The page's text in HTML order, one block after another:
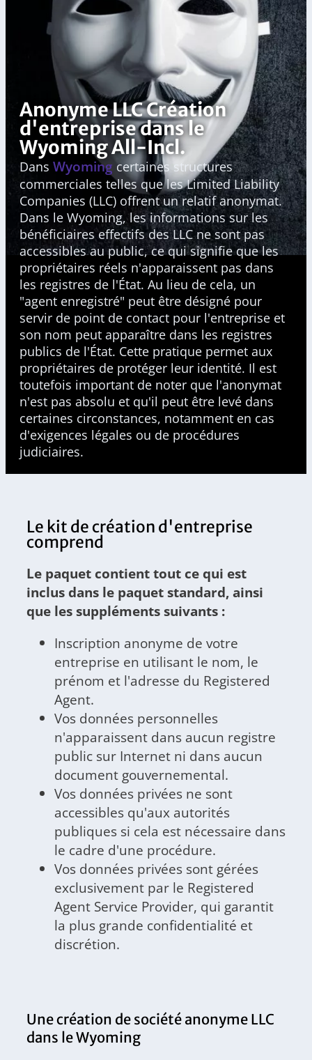
Anonyme LLC Création
d'entreprise dans le
Wyoming All-Incl.
Dans Wyoming certaines structures
commerciales telles que les Limited Liability
Companies (LLC) offrent un relatif anonymat.
Dans le Wyoming, les informations sur les
bénéficiaires effectifs des LLC ne sont pas
accessibles au public, ce qui signifie que les
propriétaires réels n'apparaissent pas dans
les registres de l'État. Au lieu de cela, un
"agent enregistré" peut être désigné pour
servir de point de contact pour l'entreprise et
son nom peut apparaître dans les registres
publics de l'État. Cette pratique permet aux
propriétaires de protéger leur identité. Il est
toutefois important de noter que l'anonymat
n'est pas absolu et qu'il peut être levé dans
certaines circonstances, notamment en cas
d'exigences légales ou de procédures
judiciaires.
Le kit de création d'entreprise
comprend
Le paquet contient tout ce qui est
inclus dans le paquet standard, ainsi
que les suppléments suivants :
Inscription anonyme de votre
entreprise en utilisant le nom, le
prénom et l'adresse du Registered
Agent.
Vos données personnelles
n'apparaissent dans aucun registre
public sur Internet ni dans aucun
document gouvernemental.
Vos données privées ne sont
accessibles qu'aux autorités
publiques si cela est nécessaire dans
le cadre d'une procédure.
Vos données privées sont gérées
exclusivement par le Registered
Agent Service Provider, qui garantit
la plus grande confidentialité et
discrétion.
Une création de société anonyme LLC
dans le Wyoming